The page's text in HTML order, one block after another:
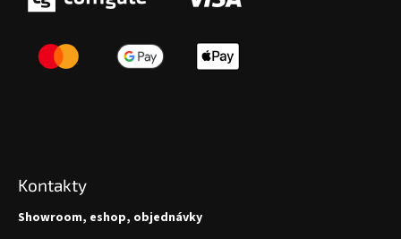
Kontakty
Showroom, eshop, objednávky